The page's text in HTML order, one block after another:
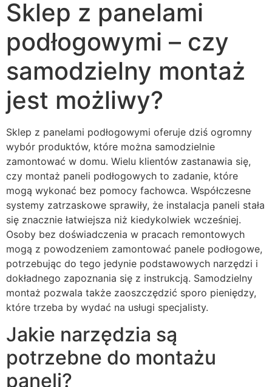
Sklep z panelami
podłogowymi – czy
samodzielny montaż
jest możliwy?
Sklep z panelami podłogowymi oferuje dziś ogromny
wybór produktów, które można samodzielnie
zamontować w domu. Wielu klientów zastanawia się,
czy montaż paneli podłogowych to zadanie, które
mogą wykonać bez pomocy fachowca. Współczesne
systemy zatrzaskowe sprawiły, że instalacja paneli stała
się znacznie łatwiejsza niż kiedykolwiek wcześniej.
Osoby bez doświadczenia w pracach remontowych
mogą z powodzeniem zamontować panele podłogowe,
potrzebując do tego jedynie podstawowych narzędzi i
dokładnego zapoznania się z instrukcją. Samodzielny
montaż pozwala także zaoszczędzić sporo pieniędzy,
które trzeba by wydać na usługi specjalisty.
Jakie narzędzia są
potrzebne do montażu
paneli?